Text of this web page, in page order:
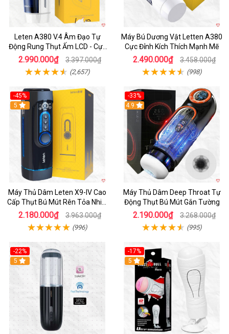
Leten A380 V.4 Âm Đạo Tự
Động Rung Thụt Ấm LCD - Cực
Phê
2.990.000₫ 3.397.000₫
(2,657)
Máy Bú Dương Vật Letten A380
Cực Đỉnh Kích Thích Mạnh Mẽ
2.490.000₫ 3.458.000₫
(998)
-45%
Hot
5
Máy Thủ Dâm Leten X9-IV Cao
Cấp Thụt Bú Mút Rên Tỏa Nhiệt
Sạc Pin
2.180.000₫ 3.963.000₫
(996)
-33%
Hot
4.9
Máy Thủ Dâm Deep Throat Tự
Động Thụt Bú Mút Gắn Tường
2.190.000₫ 3.268.000₫
(995)
-22%
5
-17%
5